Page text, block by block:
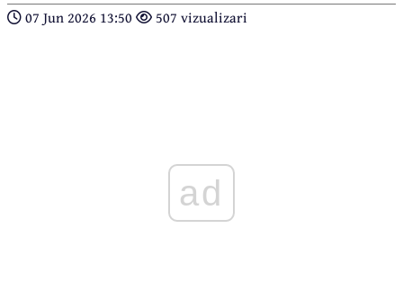
07 Jun 2026 13:50 507 vizualizari
ad